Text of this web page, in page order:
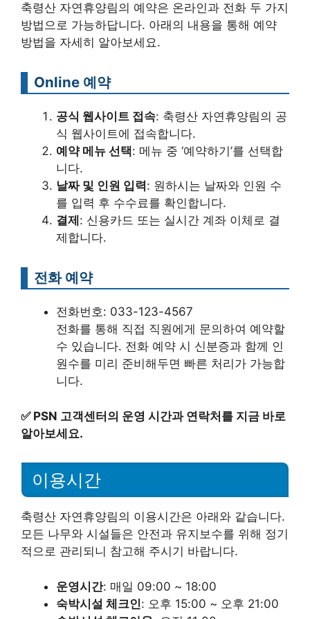
축령산 자연휴양림의 예약은 온라인과 전화 두 가지
방법으로 가능하답니다. 아래의 내용을 통해 예약
방법을 자세히 알아보세요.
Online 예약
공식 웹사이트 접속: 축령산 자연휴양림의 공
식 웹사이트에 접속합니다.
예약 메뉴 선택: 메뉴 중 ‘예약하기’를 선택합
니다.
날짜 및 인원 입력: 원하시는 날짜와 인원 수
를 입력 후 수수료를 확인합니다.
결제 : 신용카드 또는 실시간 계좌 이체로 결
제합니다.
전화 예약
전화번호: 033-123-4567
전화를 통해 직접 직원에게 문의하여 예약할
수 있습니다. 전화 예약 시 신분증과 함께 인
원수를 미리 준비해두면 빠른 처리가 가능합
니다.
✅ PSN 고객센터의 운영 시간과 연락처를 지금 바로
알아보세요.
이용시간
축령산 자연휴양림의 이용시간은 아래와 같습니다.
모든 나무와 시설들은 안전과 유지보수를 위해 정기
적으로 관리되니 참고해 주시기 바랍니다.
운영시간: 매일 09:00 ~ 18:00
숙박시설 체크인: 오후 15:00 ~ 오후 21:00